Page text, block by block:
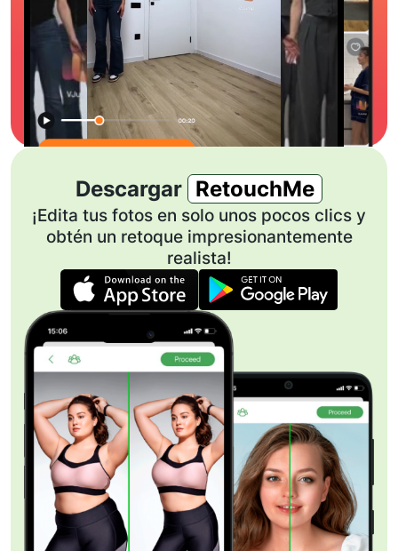
Descargar RetouchMe
¡Edita tus fotos en solo unos pocos clics y
obtén un retoque impresionantemente
realista!